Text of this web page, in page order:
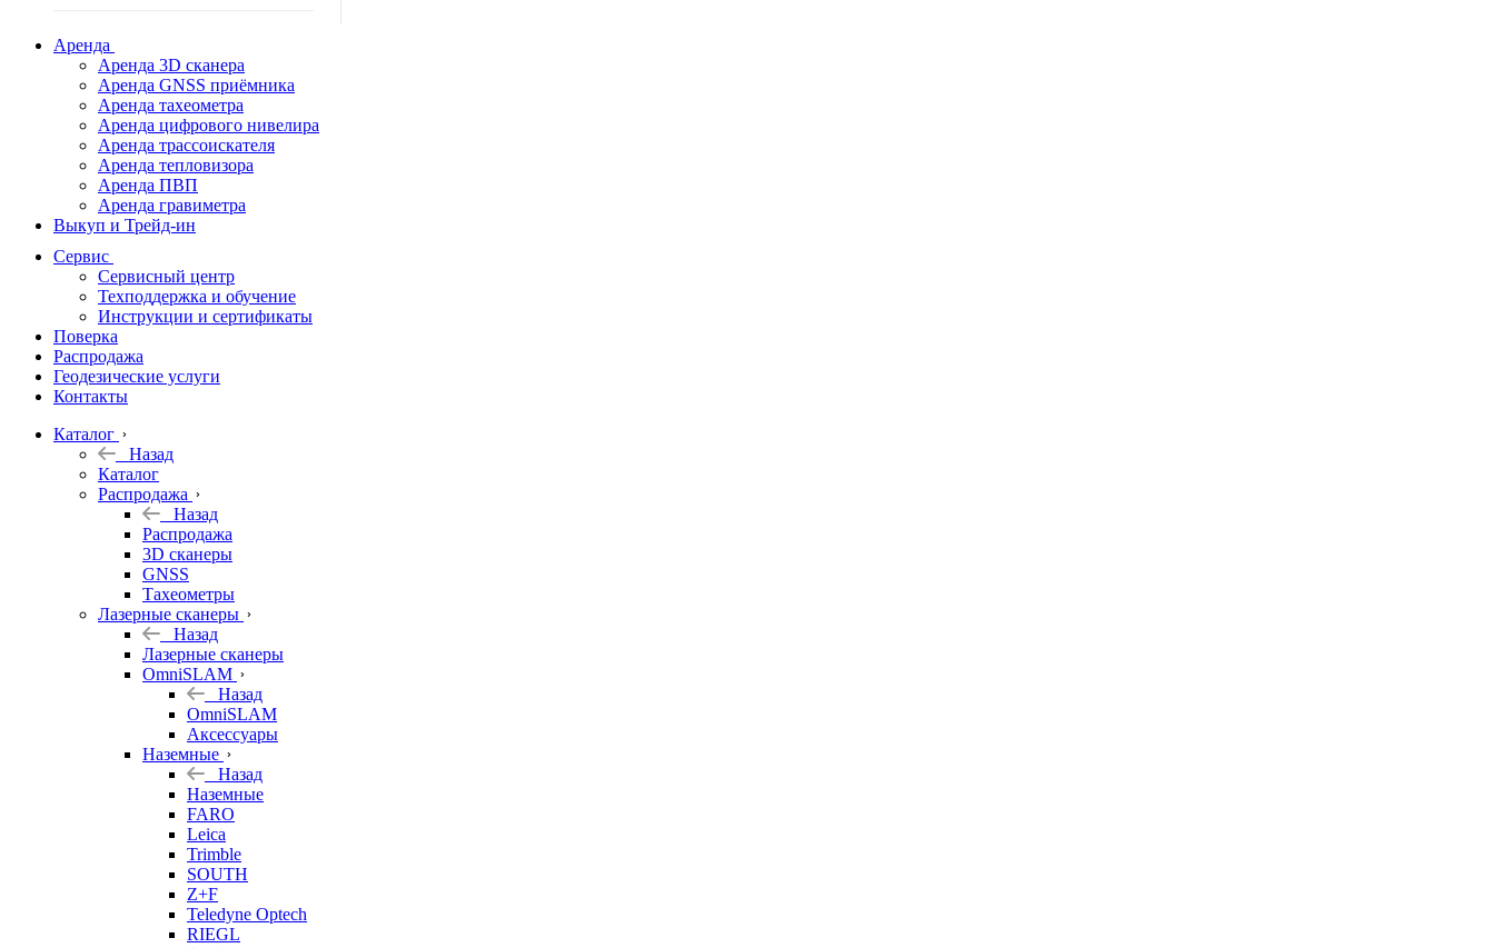
Аренда
Аренда 3D сканера
Аренда GNSS приёмника
Аренда тахеометра
Аренда цифрового нивелира
Аренда трассоискателя
Аренда тепловизора
Аренда ПВП
Аренда гравиметра
Выкуп и Трейд-ин
Сервис
Сервисный центр
Техподдержка и обучение
Инструкции и сертификаты
Поверка
Распродажа
Геодезические услуги
Контакты
Каталог
Назад
Каталог
Распродажа
Назад
Распродажа
3D сканеры
GNSS
Тахеометры
Лазерные сканеры
Назад
Лазерные сканеры
OmniSLAM
Назад
OmniSLAM
Аксессуары
Наземные
Назад
Наземные
FARO
Leica
Trimble
SOUTH
Z+F
Teledyne Optech
RIEGL